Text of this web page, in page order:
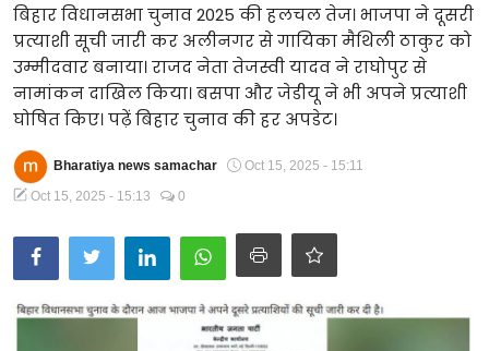
बिहार विधानसभा चुनाव 2025 की हलचल तेज। भाजपा ने दूसरी
प्रत्याशी सूची जारी कर अलीनगर से गायिका मैथिली ठाकुर को
उम्मीदवार बनाया। राजद नेता तेजस्वी यादव ने राघोपुर से
नामांकन दाखिल किया। बसपा और जेडीयू ने भी अपने प्रत्याशी
घोषित किए। पढ़ें बिहार चुनाव की हर अपडेट।
Bharatiya news samachar
Oct 15, 2025 - 15:11
Oct 15, 2025 - 15:13
0